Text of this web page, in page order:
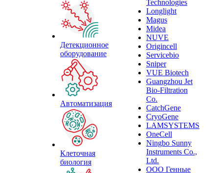
Детекционное
оборудование
Автоматизация
Клеточная
биология
Technologies
Longlight
Magus
Midea
NUVE
Origincell
Servicebio
Sniper
VUE Biotech
Guangzhou Jet
Bio-Filtration
Co.
CatchGene
CryoGene
LAMSYSTEMS
OneCell
Ningbo Sunny
Instruments Co.,
Ltd.
ООО Генные